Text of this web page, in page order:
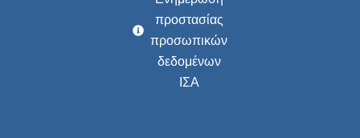
προστασίας
προσωπικών
δεδομένων
ΙΣΑ